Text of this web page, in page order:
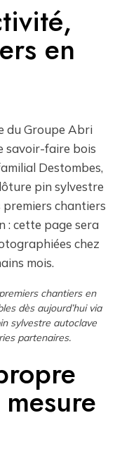
en
du Groupe Abri
savoir-faire bois
Destombes,
pin sylvestre
premiers chantiers
: cette page sera
chez
mois.
chantiers en
dès aujourd’hui via
sylvestre autoclave
partenaires.